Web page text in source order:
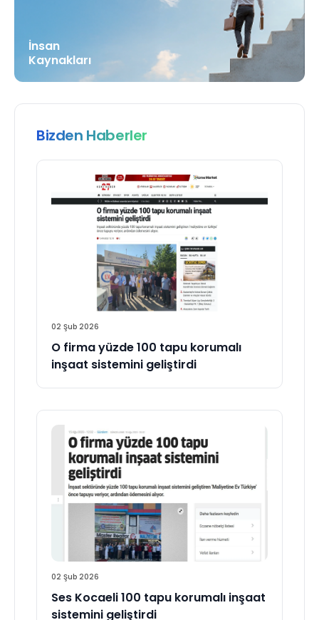
İnsan
Kaynakları
Bizden Haberler
02 Şub 2026
O firma yüzde 100 tapu korumalı
inşaat sistemini geliştirdi
02 Şub 2026
Ses Kocaeli 100 tapu korumalı inşaat
sistemini geliştirdi